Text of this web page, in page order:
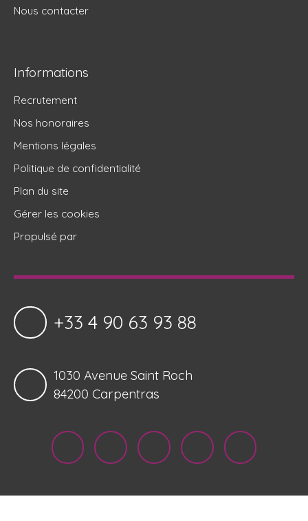
Nous contacter
Informations
Recrutement
Nos honoraires
Mentions légales
Politique de confidentialité
Plan du site
Gérer les cookies
Propulsé par
+33 4 90 63 93 88
1030 Avenue Saint Roch
84200 Carpentras